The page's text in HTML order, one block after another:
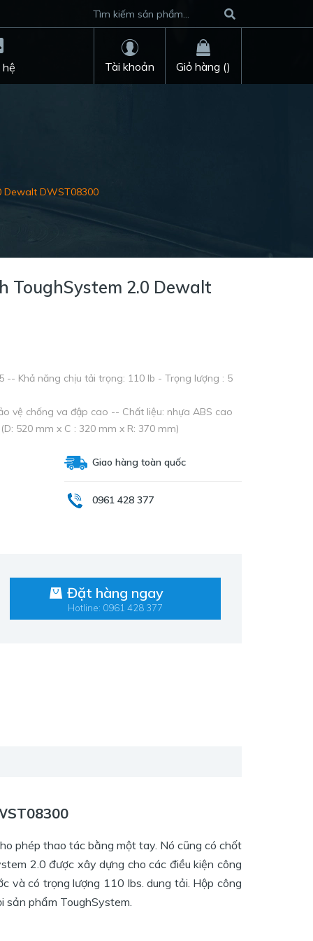
hệ Giỏ hàng ()
Tài khoản
Dewalt DWST08300
ToughSystem 2.0 Dewalt
-- Khả năng chịu tải trọng: 110 Ib - Trọng lượng : 5
vệ chống va đập cao -- Chất liệu: nhựa ABS cao
520 mm x C : 320 mm x R: 370 mm)
Giao hàng toàn quốc
0961 428 377
Đặt hàng ngay
Hotline: 0961 428 377
phép thao tác bằng một tay. Nó cũng có chốt
2.0 được xây dựng cho các điều kiện công
và có trọng lượng 110 lbs. dung tải. Hộp công
phẩm ToughSystem.